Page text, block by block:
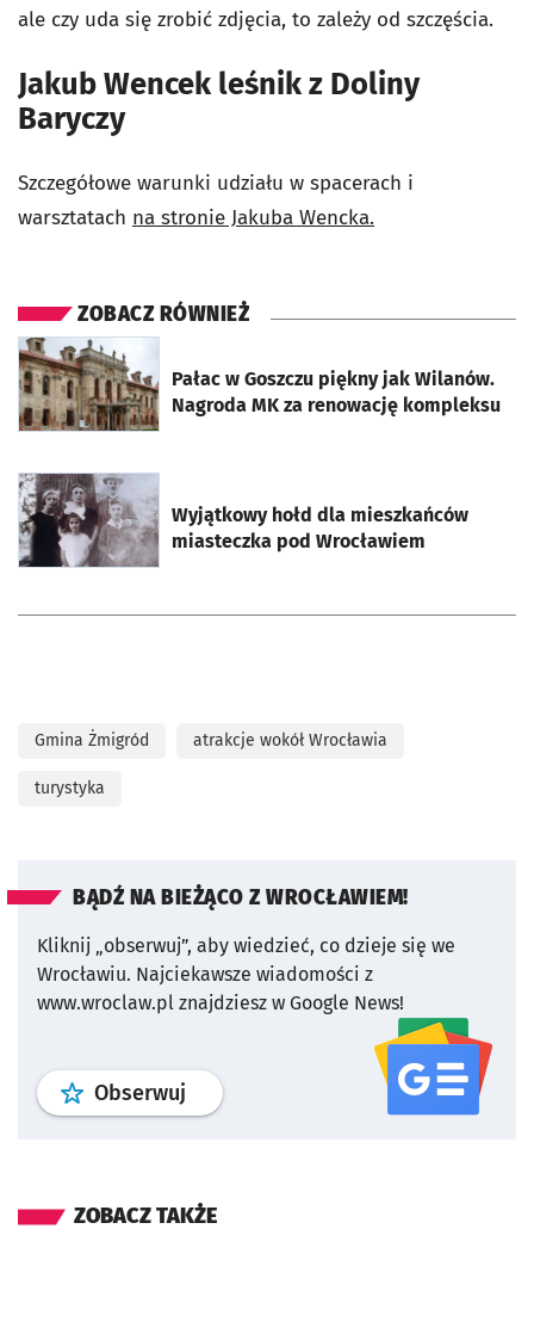
ale czy uda się zrobić zdjęcia, to zależy od szczęścia.
Jakub Wencek leśnik z Doliny
Baryczy
Szczegółowe warunki udziału w spacerach i
warsztatach na stronie Jakuba Wencka.
ZOBACZ RÓWNIEŻ
Pałac w Goszczu piękny jak Wilanów.
Nagroda MK za renowację kompleksu
otworzy się w nowej karcie
Wyjątkowy hołd dla mieszkańców
miasteczka pod Wrocławiem
otworzy się w nowej karcie
Gmina Żmigród atrakcje wokół Wrocławia
turystyka
BĄDŹ NA BIEŻĄCO Z WROCŁAWIEM!
Kliknij „obserwuj”, aby wiedzieć, co dzieje się we
Wrocławiu. Najciekawsze wiadomości z
www.wroclaw.pl znajdziesz w Google News!
Obserwuj profil serwisu
ZOBACZ TAKŻE